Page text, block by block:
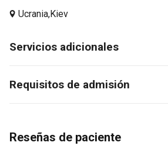
Ucrania,Kiev
Servicios adicionales
Requisitos de admisión
Reseñas de paciente